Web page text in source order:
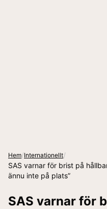
Hem/Internationellt/
SAS varnar för brist på
ännu inte på plats”
SAS varnar för